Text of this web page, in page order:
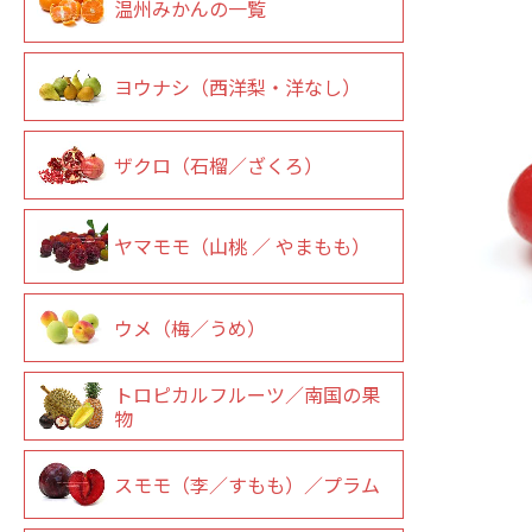
温州みかんの一覧
ヨウナシ（西洋梨・洋なし）
ザクロ（石榴／ざくろ）
ヤマモモ（山桃 ／ やまもも）
ウメ（梅／うめ）
トロピカルフルーツ／南国の果
物
スモモ（李／すもも）／プラム